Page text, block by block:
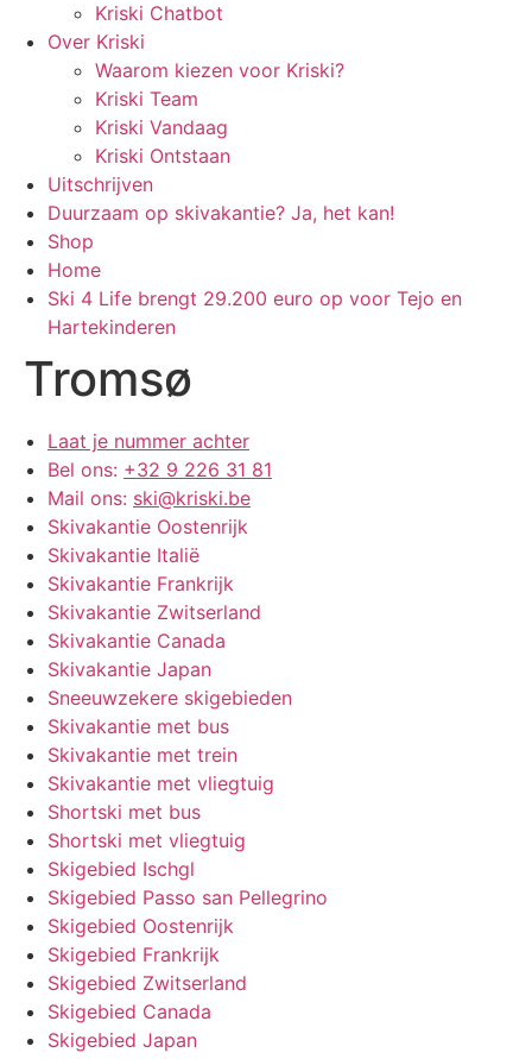
Kriski Chatbot
Over Kriski
Waarom kiezen voor Kriski?
Kriski Team
Kriski Vandaag
Kriski Ontstaan
Uitschrijven
Duurzaam op skivakantie? Ja, het kan!
Shop
Home
Ski 4 Life brengt 29.200 euro op voor Tejo en
Hartekinderen
Tromsø
Laat je nummer achter
Bel ons: +32 9 226 31 81
Mail ons: ski@kriski.be
Skivakantie Oostenrijk
Skivakantie Italië
Skivakantie Frankrijk
Skivakantie Zwitserland
Skivakantie Canada
Skivakantie Japan
Sneeuwzekere skigebieden
Skivakantie met bus
Skivakantie met trein
Skivakantie met vliegtuig
Shortski met bus
Shortski met vliegtuig
Skigebied Ischgl
Skigebied Passo san Pellegrino
Skigebied Oostenrijk
Skigebied Frankrijk
Skigebied Zwitserland
Skigebied Canada
Skigebied Japan